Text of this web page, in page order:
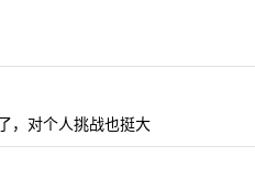
，对个人挑战也挺大